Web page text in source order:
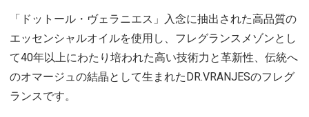
「ドットール・ヴェラニエス」入念に抽出された高品質の
エッセンシャルオイルを使用し、フレグランスメゾンとし
て40年以上にわたり培われた高い技術力と革新性、伝統へ
のオマージュの結晶として生まれたDR.VRANJESのフレグ
ランスです。